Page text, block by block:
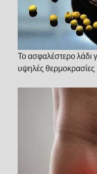
Το ασφαλέστερο λάδι
υψηλές θερμοκρασίες